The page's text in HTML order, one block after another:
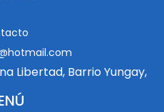
Libertad, Barrio Yungay,